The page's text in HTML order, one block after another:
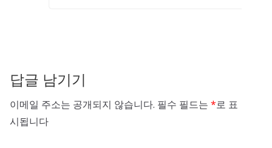
답글 남기기
이메일 주소는 공개되지 않습니다. 필수 필드는 *로 표
시됩니다